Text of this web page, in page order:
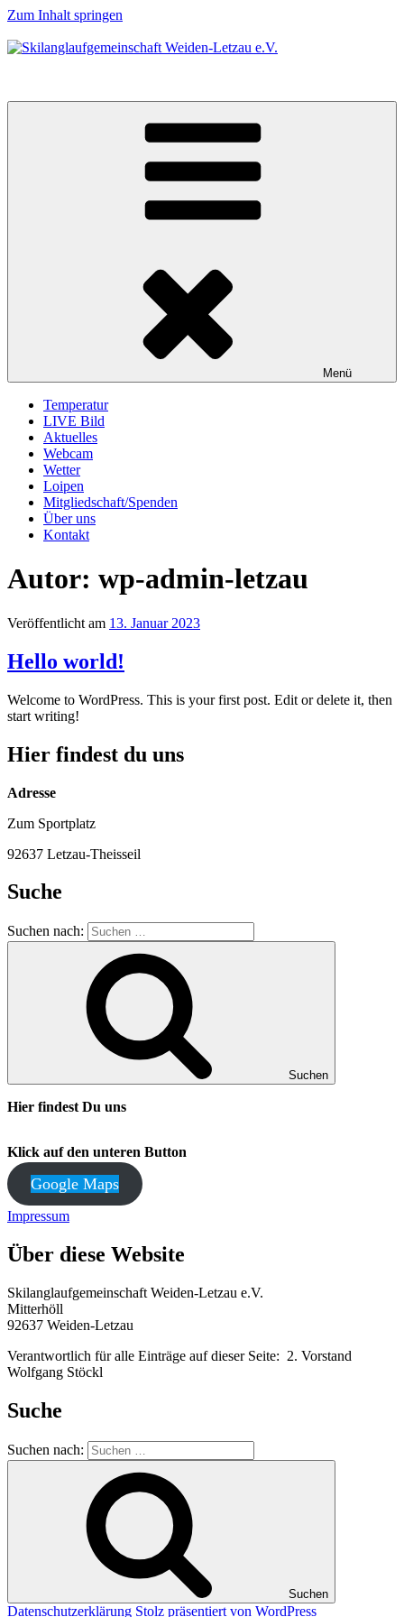
Zum Inhalt springen
Menü
Temperatur
LIVE Bild
Aktuelles
Webcam
Wetter
Loipen
Mitgliedschaft/Spenden
Über uns
Kontakt
Autor: wp-admin-letzau
Veröffentlicht am 13. Januar 2023
Hello world!
Welcome to WordPress. This is your first post. Edit or delete it, then
start writing!
Hier findest du uns
Adresse
Zum Sportplatz
92637 Letzau-Theisseil
Suche
Suchen nach:
Suchen
Hier findest Du uns
Klick auf den unteren Button
Google Maps
Impressum
Über diese Website
Skilanglaufgemeinschaft Weiden-Letzau e.V.
Mitterhöll
92637 Weiden-Letzau
Verantwortlich für alle Einträge auf dieser Seite: 2. Vorstand
Wolfgang Stöckl
Suche
Suchen nach:
Suchen
Datenschutzerklärung Stolz präsentiert von WordPress